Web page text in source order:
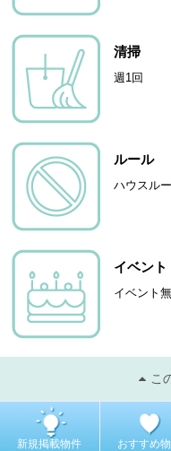
清掃
週1回
ルール
ハウスル
イベント
イベント
こ
新規掲載物件 おすすめ